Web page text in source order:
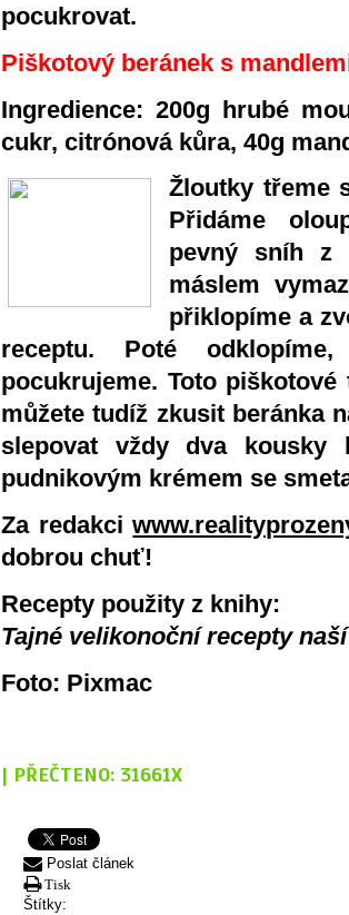
pocukrovat.
Piškotový beránek s
Ingredience: 200g hrubé
cukr, citrónová kůra, 40g
Žloutky třeme
Přidáme
pevný sníh z
máslem
při klopíme a
receptu. Poté
pocukrujeme. Toto
můžete tudíž zkusit beránka
slepovat vždy dva
pudnikovým krémem se
Za redakci
dobrou chuť!
Recepty použity z knihy:
Tajné velikonoční recepty
Foto: Pixmac
| PŘEČTENO: 31661X
Poslat článek
Tisk
Štítky: